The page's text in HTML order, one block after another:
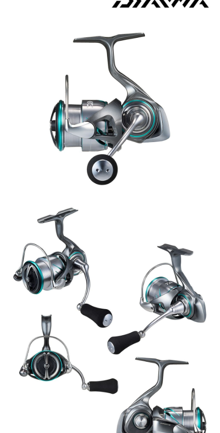
時審查核予不同之上限額度；若仍有額度不足之情形，本公司將視審查結果
每筆NT$200，滿NT$3,000(含以上)免運費